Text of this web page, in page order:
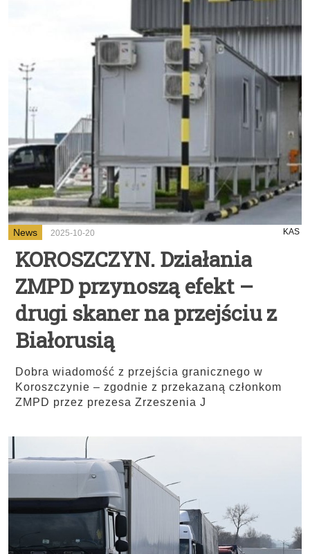
News 2025-10-20 KAS
KOROSZCZYN. Działania
ZMPD przynoszą efekt –
drugi skaner na przejściu z
Białorusią
Dobra wiadomość z przejścia granicznego w
Koroszczynie – zgodnie z przekazaną członkom
ZMPD przez prezesa Zrzeszenia J